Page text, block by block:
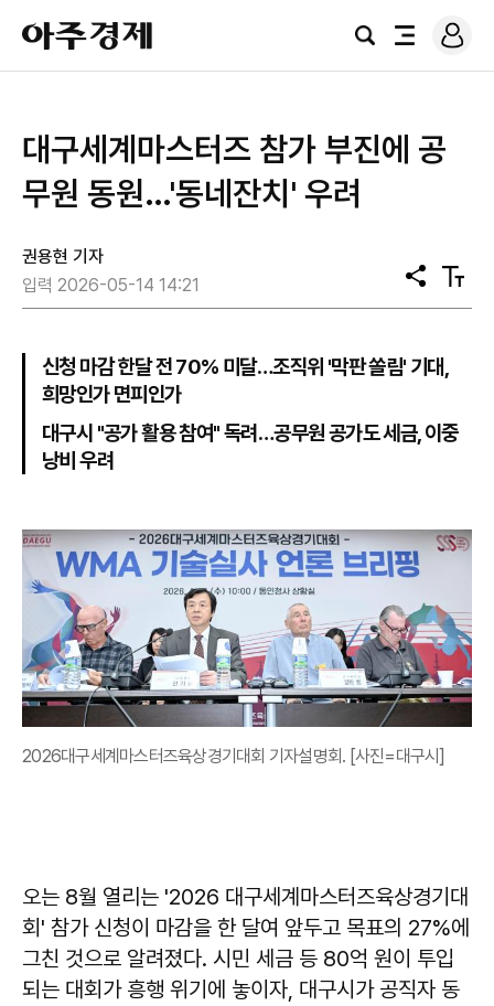
아
주
경
검
전
로
그
대구세계마스터즈 참가 부진에 공
무원 동원…'동네잔치' 우려
권용현 기자
입력 2026-05-14 14:21
공
유
텍
스
신청 마감 한달 전 70% 미달…조직위 '막판 쏠림' 기대,
희망인가 면피인가
대구시 "공가 활용 참여" 독려…공무원 공가도 세금, 이중
낭비 우려
2026대구세계마스터즈육상경기대회 기자설명회. [사진=대구시]
오는 8월 열리는 '2026 대구세계마스터즈육상경기대
회' 참가 신청이 마감을 한 달여 앞두고 목표의 27%에
그친 것으로 알려졌다. 시민 세금 등 80억 원이 투입
되는 대회가 흥행 위기에 놓이자, 대구시가 공직자 동